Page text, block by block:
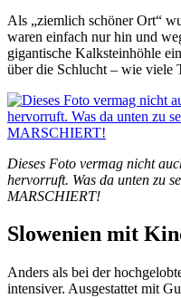
Als „ziemlich schöner Ort“
waren einfach nur hin und
gigantische Kalksteinhöhle
über die Schlucht – wie viele
Dieses Foto vermag nicht
hervorruft. Was da unten zu
MARSCHIERT!
Slowenien mit
Anders als bei der
intensiver. Ausgestattet mit